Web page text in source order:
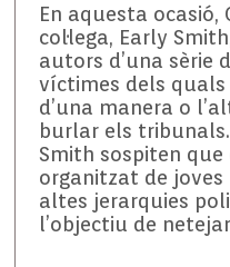
En aquesta ocasió,
col·lega, Early
autors d’una sèrie
víctimes dels quals
d’una manera o
burlar els
Smith sospiten
organitzat de joves
altes jerarquies
l’objectiu de